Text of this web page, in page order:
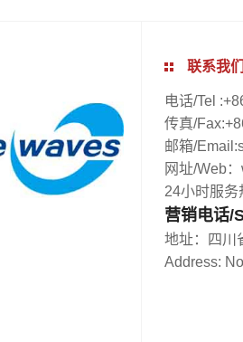
联系我们
电话/Tel
传真/
邮箱/
网址/Web
24小时服
营销电话/
地址：四川
Address: